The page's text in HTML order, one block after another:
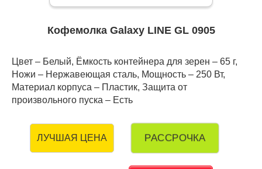
Кофемолка Galaxy LINE GL 0905
Цвет – Белый, Ёмкость контейнера для зерен – 65 г,
Ножи – Нержавеющая сталь, Мощность – 250 Вт,
Материал корпуса – Пластик, Защита от
произвольного пуска – Есть
ЛУЧШАЯ ЦЕНА РАССРОЧКА